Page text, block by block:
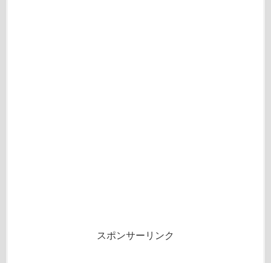
スポンサーリンク